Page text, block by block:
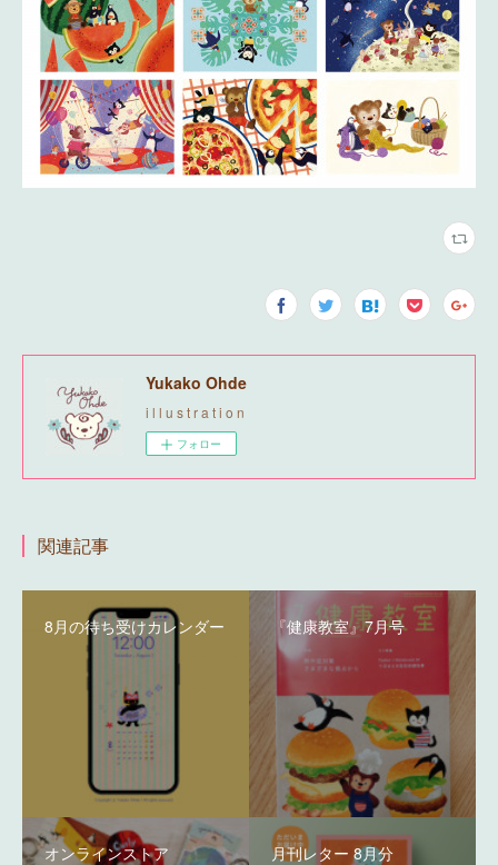
Yukako Ohde
i l l u s t r a t i o n
フォロー
関連記事
8月の待ち受けカレンダー 『健康教室』7月号
オンラインストア 月刊レター 8月分